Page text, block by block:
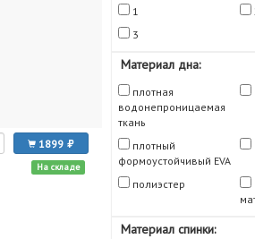
1
3
Материал дна:
плотная
водонепроницаемая
ткань
плотный
формоустойчивый EVA
полиэстер
Материал спинки:
1899
На складе